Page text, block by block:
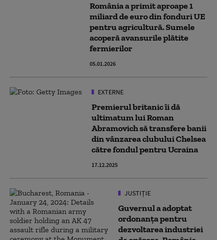
România a primit aproape 1
miliard de euro din fonduri UE
pentru agricultură. Sumele
acoperă avansurile plătite
fermierilor
05.01.2026
EXTERNE
Premierul britanic îi dă
ultimatum lui Roman
Abramovich să transfere banii
din vânzarea clubului Chelsea
către fondul pentru Ucraina
17.12.2025
JUSTIȚIE
Guvernul a adoptat
ordonanța pentru
dezvoltarea industriei